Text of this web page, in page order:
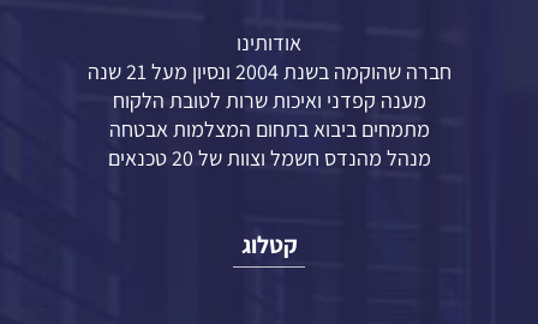
אודותינו
חברה שהוקמה בשנת 2004 ונסיון מעל 21 שנה
מענה קפדני ואיכות שרות לטובת הלקוח
מתמחים ביבוא בתחום המצלמות אבטחה
מנהל מהנדס חשמל וצוות של 20 טכנאים
קטלוג